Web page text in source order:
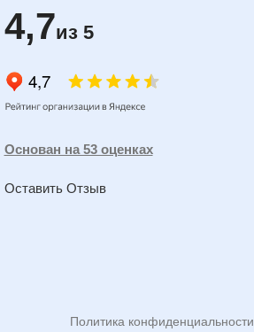
4,7из 5
Основан на 53 оценках
Оставить Отзыв
Политика конфиденциальности